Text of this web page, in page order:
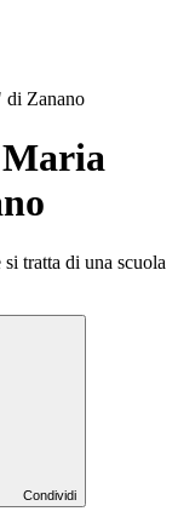
di Zanano
tratta di una scuola
Condividi